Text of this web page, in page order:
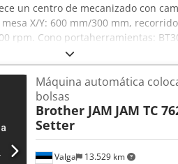
un centro de mecanizado con
X/Y: 600 mm/300 mm,
rpm. Cono portaherramientas:
manual. Inspección posible
Valga 13.529 km
Máquina automática
bolsas
Brother JAM JAM TC
Setter